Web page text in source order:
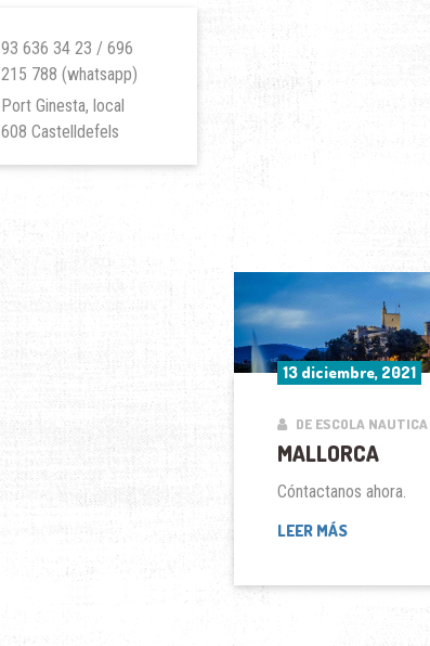
13 diciembre, 2021
DE ESCOLA NAUTICA
MALLORCA
Cóntactanos ahora.
LEER MÁSMALLORCA
93 636 34 23 / 696
215 788 (whatsapp)
Port Ginesta, local
608 Castelldefels